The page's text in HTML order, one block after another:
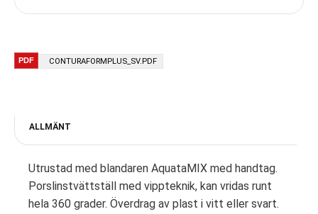
CONTURAFORMPLUS_SV.PDF
ALLMÄNT
Utrustad med blandaren AquataMIX med handtag.
Porslinstvättställ med vippteknik, kan vridas runt
hela 360 grader. Överdrag av plast i vitt eller svart.